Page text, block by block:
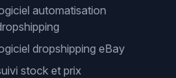
automatisation
dropshipping eBay
stock et prix